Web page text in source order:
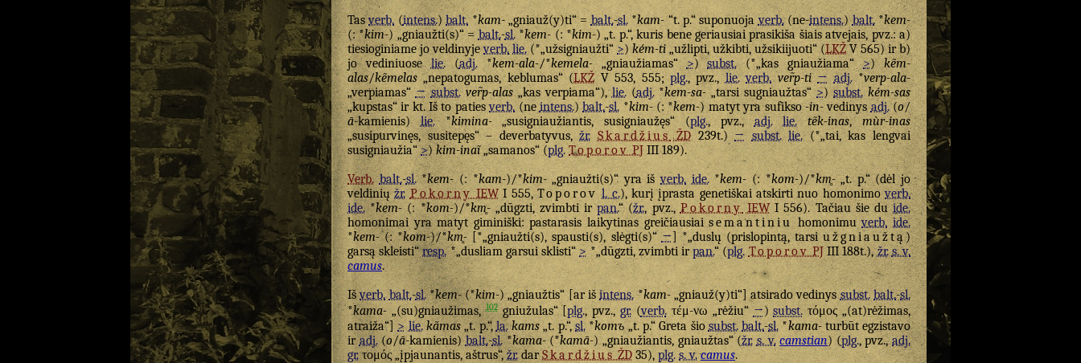
Tasverb.(intens.)balt.*kam-„gniauž(y)ti“ =balt.-sl.*kam-“t. p.“ suponuojaverb.(ne-intens.)balt.*kem-
(: *kim-) „gniaužti(s)“ =balt.-sl.*kem- (: *kim-) „t. p.“, kuris bene geriausiai prasikiša šiais atvejais, pvz.: a)
tiesioginiame jo veldinyjeverb. lie.(*„užsigniaužti“>)kém-ti„užlipti, užkibti, užsikiijuoti“ (LKŽV 565) ir b)
jo vediniuoselie.(adj.*kem-ala-/*kemela-„gniaužiamas“>)subst.(*„kas gniaužiama“>)kẽm-
alas/kẽmelas„nepatogumas, keblumas“ (LKŽV 553, 555;plg., pvz.,lie. verb. ver̃p-ti → adj.*verp-ala-
„verpiamas“→ subst. ver̃p-alas„kas verpiama“),lie.(adj.*kem-sa-„tarsi sugniaužtas“>)subst. kém-sas
„kupstas“ ir kt. Iš to patiesverb.(neintens.)balt.-sl.*kim-(: *kem-) matyt yra sufikso-in-vedinysadj.(o/
ā-kamienis)lie.*kimina-„susigniaužiantis, susigniaužęs“ (plg., pvz.,adj. lie. tẽk-inas,mùr-inas
„susipurvinęs, susitepęs“ – deverbatyvus,žr. SkardžiusŽD239t.)→ subst. lie.(*„tai, kas lengvai
susigniaužia“>)kim-inaĩ„samanos“ (plg. ToporovPJIII 189).
Verb. balt.-sl.*kem-(: *kam-)/*kim-„gniaužti(s)“ yra išverb. ide.*kem-(: *kom-)/*km̥-„t. p.“ (dėl jo
veldiniųžr. PokornyIEWI 555,Toporov l. c.), kurį įprasta genetiškai atskirti nuo homonimoverb.
ide.*kem-(: *kom-)/*km̥-„dūgzti, zvimbti irpan.“ (žr., pvz.,PokornyIEWI 556). Tačiau šie duide.
homonimai yra matyt giminiški: pastarasis laikytinas greičiausiaisemantiniuhomonimuverb. ide.
*kem-(: *kom-)/*km̥-[*„gniaužti(s), spausti(s), slėgti(s)“→ ] *„duslų (prislopintą, tarsiužgniaužtą)
garsą skleisti“resp.*„dusliam garsui sklisti“>*„dūgzti, zvimbti irpan.“ (plg. ToporovPJIII 188t.),žr. s. v.
camus.
Išverb. balt.-sl.*kem-(*kim-) „gniaužtis“ [ar išintens.*kam-„gniauž(y)ti“] atsirado vedinyssubst. balt.-sl.
*kama-„(su)gniaužimas,102gniužulas“ [plg., pvz.,gr.(verb.τέμ-νω „rėžiu“→)subst.τόμος „(at)rėžimas,
atraiža“]> lie. kãmas„t. p.“,la. kams„t. p.“,sl.*komъ„t. p.“ Greta šiosubst. balt.-sl.*kama-turbūt egzistavo
iradj.(o/ā-kamienis)balt.-sl.*kama-(*kamā-) „gniaužiantis, gniaužtas“ (žr. s. v. camstian) (plg., pvz.,adj.
gr.τομός „įpjaunantis, aštrus“,žr.darSkardžiusŽD35),plg. s. v. camus.